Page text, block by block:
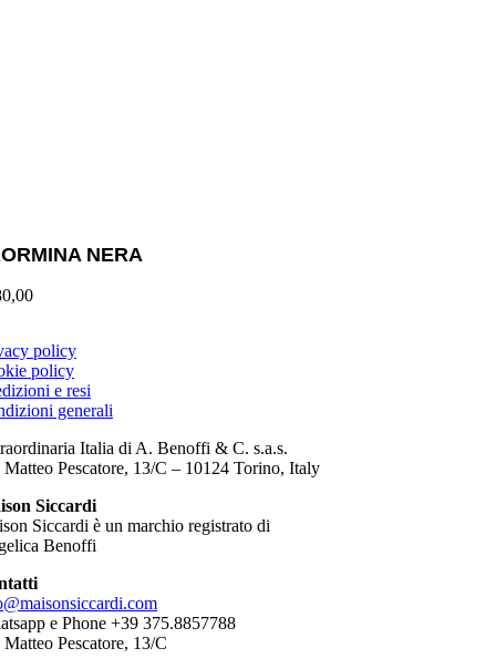
NERA
policy
policy
e resi
generali
Italia di A. Benoffi & C. s.a.s.
Pescatore, 13/C – 10124 Torino, Italy
Siccardi
Siccardi è un marchio registrato di
Benoffi
e Phone +39 375.8857788
Pescatore, 13/C